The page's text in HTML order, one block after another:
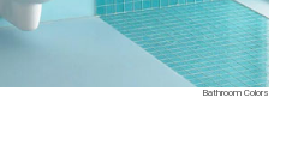
Bathroom Colors